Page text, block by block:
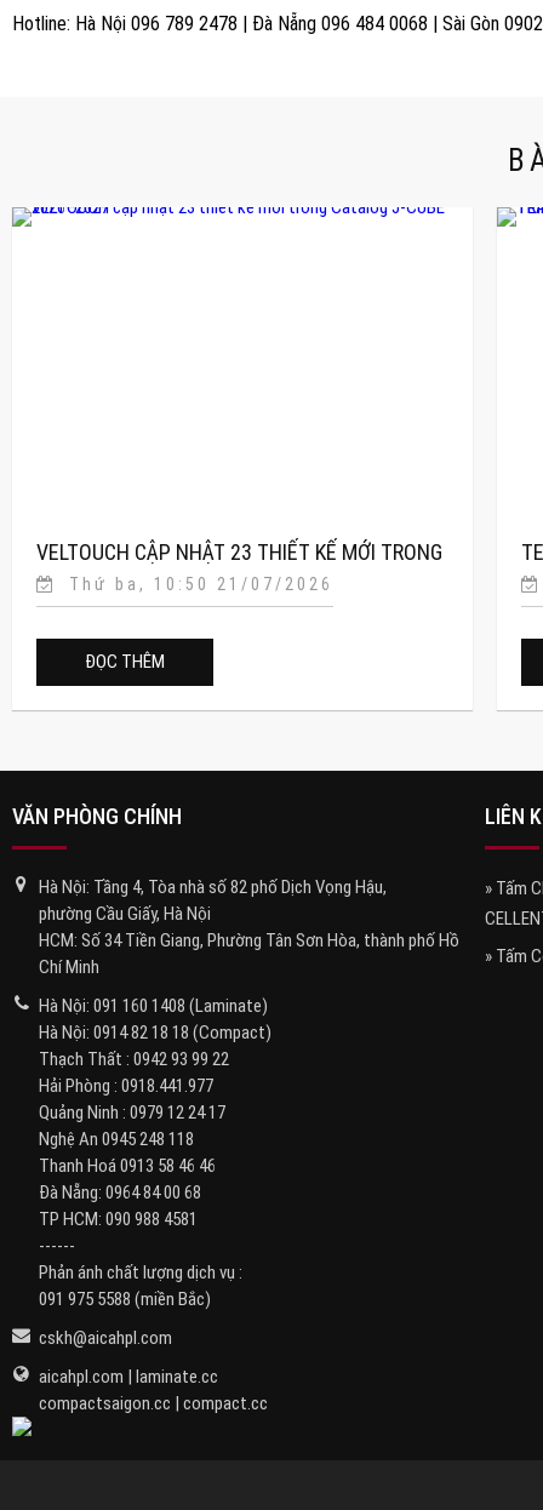
Hotline: Hà Nội 096 789 2478 | Đà Nẵng 096 484 0068 | Sài Gòn
VELTOUCH CẬP NHẬT 23 THIẾT KẾ MỚI TRONG
CATALOG J-CUBE 2026–2027
Thứ ba, 10:50 21/07/2026
ĐỌC THÊM
VĂN PHÒNG CHÍNH
Hà Nội: Tầng 4, Tòa nhà số 82 phố Dịch Vọng Hậu,
phường Cầu Giấy, Hà Nội
HCM: Số 34 Tiền Giang, Phường Tân Sơn Hòa, thành phố Hồ
Chí Minh
Hà Nội: 091 160 1408 (Laminate)
Hà Nội: 0914 82 18 18 (Compact)
Thạch Thất : 0942 93 99 22
Hải Phòng : 0918.441.977
Quảng Ninh : 0979 12 24 17
Nghệ An 0945 248 118
Thanh Hoá0913 58 46 46
Đà Nẵng: 0964 84 00 68
TP HCM: 090 988 4581
------
Phản ánh chất lượng dịch vụ :
091 975 5588 (miền Bắc)
cskh@aicahpl.com
aicahpl.com | laminate.cc
compactsaigon.cc | compact.cc
LIÊN
» Tấm
» Tấm